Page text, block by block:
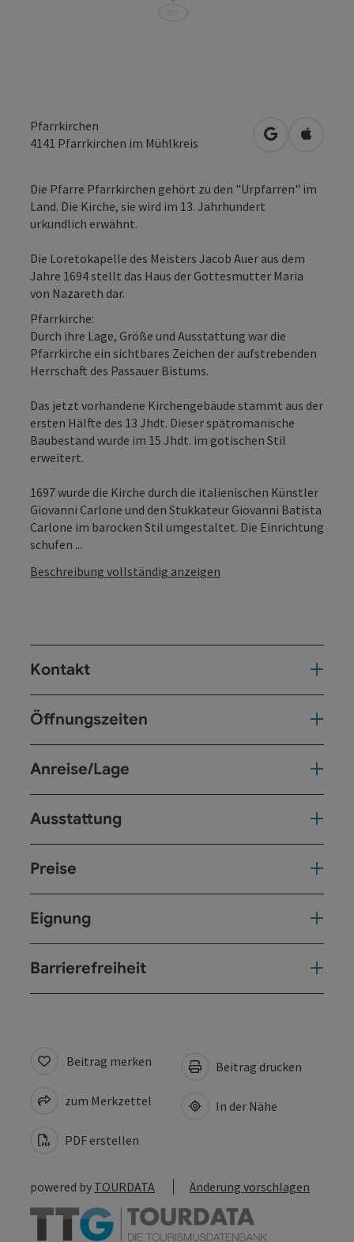
Pfarrkirchen
4141 Pfarrkirchen im Mühlkreis in Google
in
Die Pfarre Pfarrkirchen gehört zu den "Urpfarren" im
Land. Die Kirche, sie wird im 13. Jahrhundert
urkundlich erwähnt.
Die Loretokapelle des Meisters Jacob Auer aus dem
Jahre 1694 stellt das Haus der Gottesmutter Maria
von Nazareth dar.
Pfarrkirche:
Durch ihre Lage, Größe und Ausstattung war die
Pfarrkirche ein sichtbares Zeichen der aufstrebenden
Herrschaft des Passauer Bistums.
Das jetzt vorhandene Kirchengebäude stammt aus der
ersten Hälfte des 13 Jhdt. Dieser spätromanische
Baubestand wurde im 15 Jhdt. im gotischen Stil
erweitert.
1697 wurde die Kirche durch die italienischen Künstler
Giovanni Carlone und den Stukkateur Giovanni Batista
Carlone im barocken Stil umgestaltet. Die Einrichtung
schufen ...
Beschreibung vollständig anzeigen
Kontakt
Öffnungszeiten
Anreise/Lage
Ausstattung
Preise
Eignung
Barrierefreiheit
Beitrag merken
zum Merkzettel
PDF erstellen
Beitrag drucken
In der Nähe
powered by TOURDATA Änderung vorschlagen